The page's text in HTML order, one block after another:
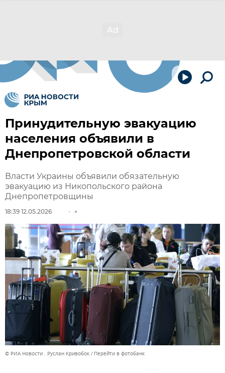
Принудительную эвакуацию
населения объявили в
Днепропетровской области
Власти Украины объявили обязательную
эвакуацию из Никопольского района
Днепропетровщины
18:39 12.05.2026
© РИА Новости . Руслан Кривобок Перейти в фотобанк